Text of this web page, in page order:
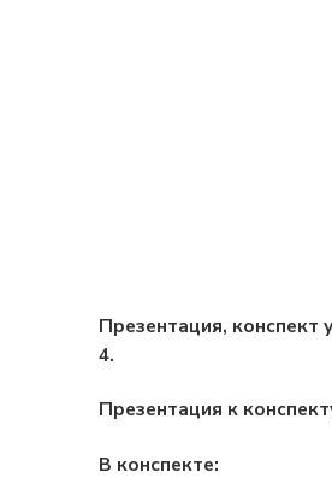
Презентация, конспект
4.
Презентация к
В конспекте: